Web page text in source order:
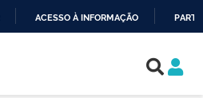
ACESSO À INFORMAÇÃO